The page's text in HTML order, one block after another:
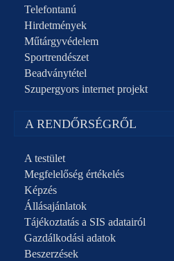
Telefontanú
Hirdetmények
Műtárgyvédelem
Sportrendészet
Beadványtétel
Szupergyors internet projekt
A RENDŐRSÉGRŐL
A testület
Megfelelőség értékelés
Képzés
Állásajánlatok
Tájékoztatás a SIS adatairól
Gazdálkodási adatok
Beszerzések